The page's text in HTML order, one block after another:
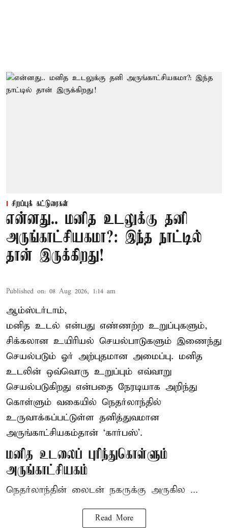
சிறப்புக் கட்டுரைகள்
என்னது.. மனித உடலுக்கு தனி
அருங்காட்சியகமா?: இந்த நாட்டில்
தான் இருக்கிறது!
Published on: 08 Aug 2026, 1:14 am
ஆம்ஸ்டர்டாம்,
மனித உடல் என்பது எண்ணற்ற உறுப்புகளும்,
சிக்கலான உயிரியல் செயல்பாடுகளும் இணைந்து
செயல்படும் ஓர் அற்புதமான அமைப்பு. மனித
உடலின் ஒவ்வொரு உறுப்பும் எவ்வாறு
செயல்படுகிறது என்பதை நேரடியாக அறிந்து
கொள்ளும் வகையில் நெதர்லாந்தில்
உருவாக்கப்பட்டுள்ள தனித்துவமான
அருங்காட்சியகம்தான் ‘கார்பஸ்’.
மனித உடலைப் புரிந்துகொள்ளும்
அருங்காட்சியகம்
நெதர்லாந்தின் லைடன் நகருக்கு அருகில ...
Read More